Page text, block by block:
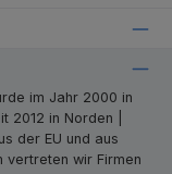
im Jahr 2000 in
2012 in Norden |
der EU und aus
vertreten wir Firmen